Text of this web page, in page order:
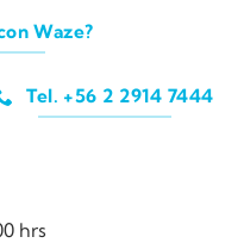
Waze?
Tel. +56 2 2914 7444
hrs